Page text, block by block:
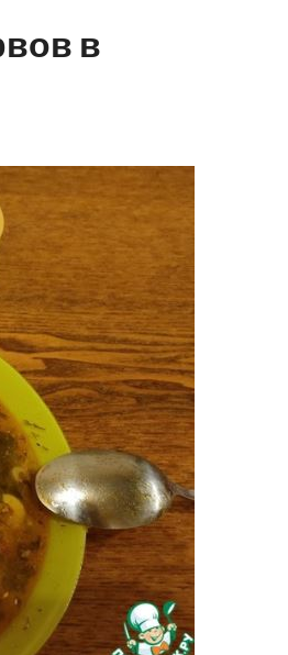
в